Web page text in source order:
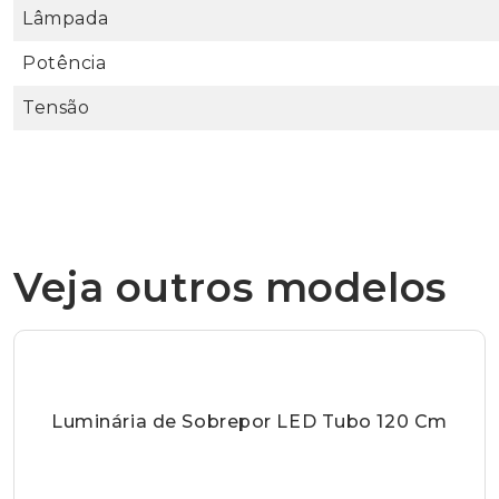
Lâmpada
Potência
Tensão
Veja outros modelos
Luminária de Sobrepor LED Tubo 120 Cm